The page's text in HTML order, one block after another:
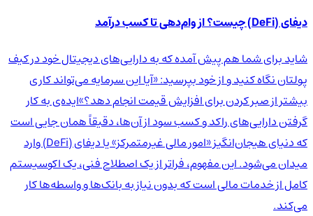
دیفای (DeFi) چیست؟ از وام‌دهی تا کسب درآمد
شاید برای شما هم پیش آمده که به دارایی‌های دیجیتال خود در کیف
پولتان نگاه کنید و از خود بپرسید: «آیا این سرمایه می‌تواند کاری
بیشتر از صبر کردن برای افزایش قیمت انجام دهد؟»ایده‌ی به کار
گرفتن دارایی‌های راکد و کسب سود از آن‌ها، دقیقاً همان جایی است
که دنیای هیجان‌انگیز «امور مالی غیرمتمرکز» یا دیفای (DeFi) وارد
میدان می‌شود. این مفهوم، فراتر از یک اصطلاح فنی، یک اکوسیستم
کامل از خدمات مالی است که بدون نیاز به بانک‌ها و واسطه‌ها کار
می‌کند.